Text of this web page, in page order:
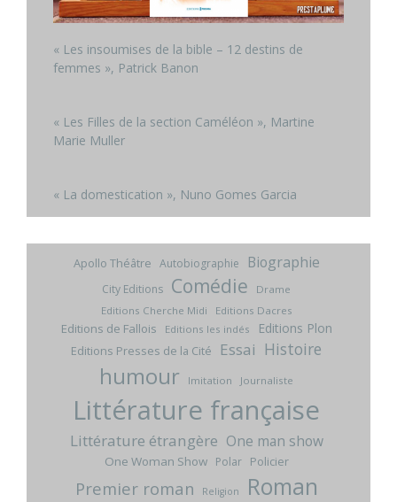
« Les insoumises de la bible – 12 destins de
femmes », Patrick Banon
« Les Filles de la section Caméléon », Martine
Marie Muller
« La domestication », Nuno Gomes Garcia
Apollo Théâtre Autobiographie Biographie
City Editions Comédie
Drame
Editions Cherche Midi
Editions Dacres
Editions de Fallois Editions les indés Editions Plon
Editions Presses de la Cité Essai Histoire
humour Imitation Journaliste
Littérature française
Littérature étrangère One man show
One Woman Show Polar Policier
Premier roman Religion Roman